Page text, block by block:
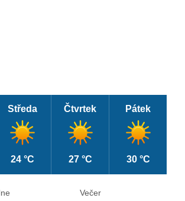
Středa
24 °C
Čtvrtek
27 °C
Pátek
30 °C
Večer